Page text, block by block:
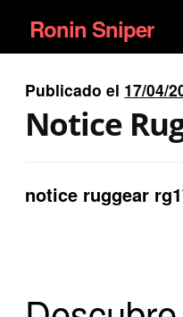
Ir
a
la
navegación
Ir
al
contenido
Ronin Sniper
EQUIPAMIENTO ÉLITE
RIFLES DEPORTIVOS
Publicado el 17/04/
Notice
notice ruggear